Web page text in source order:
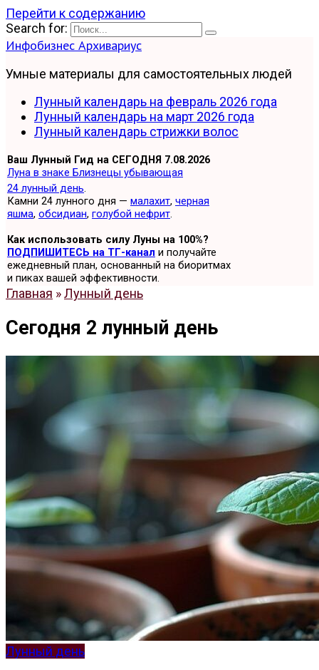
Перейти к содержанию
Search for:
Инфобизнес Архивариус
Умные материалы для самостоятельных людей
Лунный календарь на февраль 2026 года
Лунный календарь на март 2026 года
Лунный календарь стрижки волос
Ваш Лунный Гид на СЕГОДНЯ 7.08.2026
Луна в знаке Близнецы убывающая
24 лунный день.
Камни 24 лунного дня — малахит, черная
яшма, обсидиан, голубой нефрит.
Как использовать силу Луны на 100%?
ПОДПИШИТЕСЬ на ТГ-канал и получайте
ежедневный план, основанный на биоритмах
и пиках вашей эффективности.
Главная »Лунный день
Сегодня 2 лунный день
Лунный день